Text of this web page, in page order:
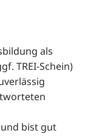
als
TREI-Schein)
bist gut